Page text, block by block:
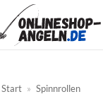
Start » Spinnrollen